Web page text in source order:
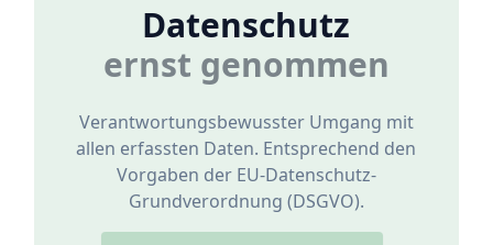
Datenschutz
ernst genommen
Verantwortungsbewusster Umgang mit
allen erfassten Daten. Entsprechend den
Vorgaben der EU-Datenschutz-
Grundverordnung (DSGVO).